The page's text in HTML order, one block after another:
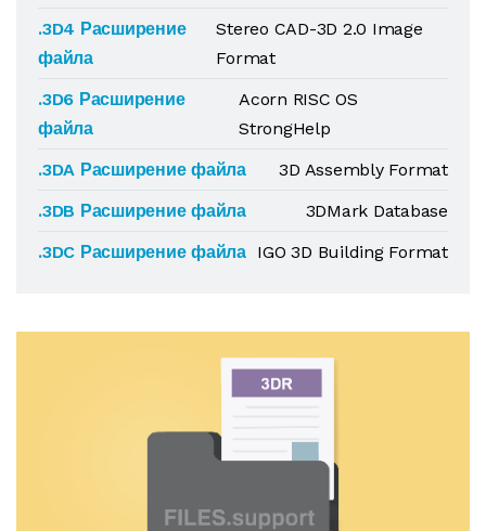
.3D4 Расширение
файла
Stereo CAD-3D 2.0 Image
Format
.3D6 Расширение
файла
Acorn RISC OS
StrongHelp
.3DA Расширение файла
3D Assembly Format
.3DB Расширение файла
3DMark Database
.3DC Расширение файла IGO 3D Building Format